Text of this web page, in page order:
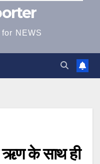
NEWS
ऋण के साथ ही